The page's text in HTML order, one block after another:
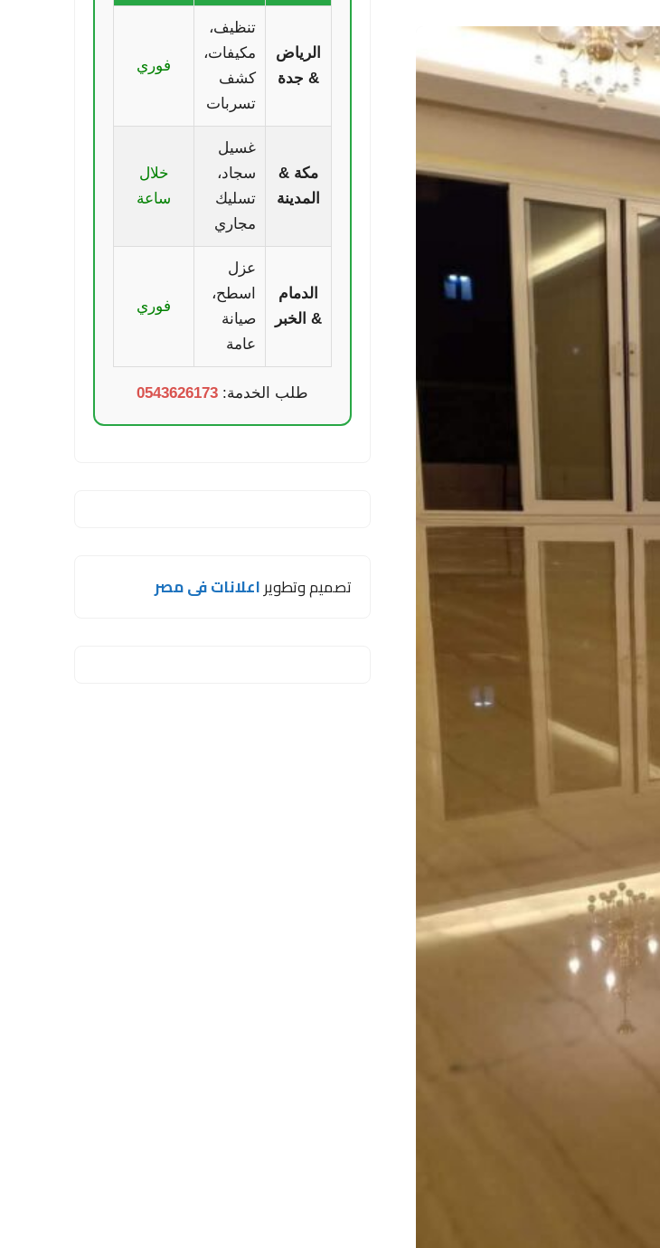
الرياض
& جدة
تنظيف،
مكيفات،
كشف
تسربات
فوري
مكة &
المدينة
غسيل
سجاد،
تسليك
مجاري
خلال
ساعة
الدمام
& الخبر
عزل
اسطح،
صيانة
عامة
فوري
طلب الخدمة: 0543626173
تصميم وتطويراعلانات فى مصر